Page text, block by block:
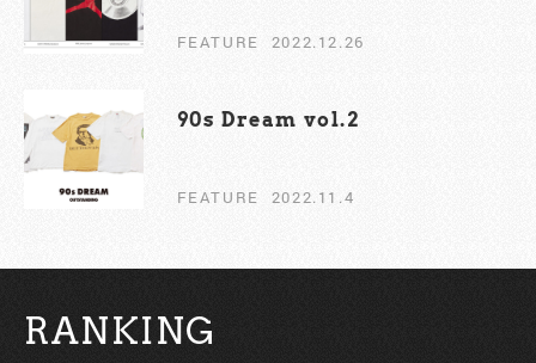
FEATURE 2022.12.26
FEATURE 2022.11.4
90s Dream vol.2￼
RANKING